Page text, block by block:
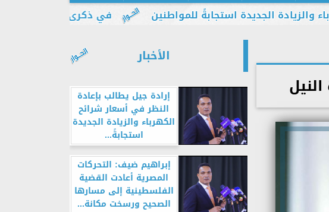
في ذكرى يوليو.. إبراهيم
الجديدة استجابةً للمواطنين
الأخبار
إرادة جيل يطالب بإعادة
النظر في أسعار شرائح
الكهرباء والزيادة الجديدة
استجابةً...
إبراهيم ضيف: التحركات
المصرية أعادت القضية
الفلسطينية إلى مسارها
الصحيح ورسخت مكانة...